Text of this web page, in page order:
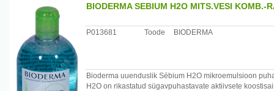
tsetrimooniumbromiid, lõhnaaine.
Päritolumaa: Prantsusmaa
Maaletooja: Remedica, Pärnu mnt 501, Laagri 76401
BIODERMA SEBIUM H2O MITS.VESI KOMB.-
P013681 Toode BIODERMA
Bioderma uuenduslik Sébium H2O mikroemulsioon
H2O on rikastatud sügavpuhastavate aktiivsete